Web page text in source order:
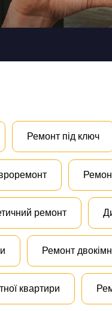
Ремонт під ключ
ремонт
Ремонт
квартири